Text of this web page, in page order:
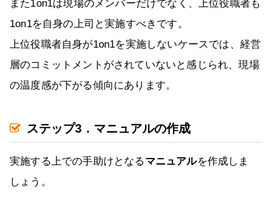
また1on1は現場のメンバーだけでなく、上位役職者も
1on1を自身の上司と実施すべきです。
上位役職者自身が1on1を実施しないケースでは、経営
層のコミットメントがされていないと感じられ、現場
の温度感が下がる傾向にあります。
ステップ3．マニュアルの作成
実施する上での手助けとなる マニュアルを作成しま
しょう。